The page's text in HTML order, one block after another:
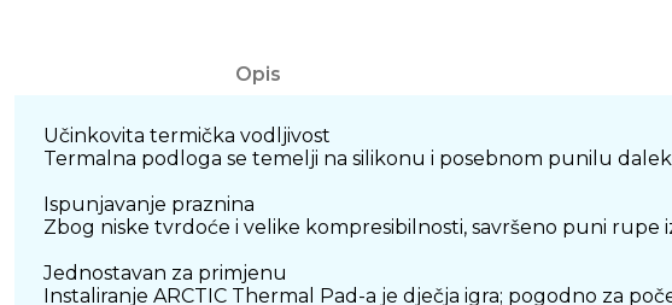
Opis
Učinkovita termička vodljivost
Termalna podloga se temelji na silikonu i posebnom punilu
Ispunjavanje praznina
Zbog niske tvrdoće i velike kompresibilnosti, savršeno puni rupe
Jednostavan za primjenu
Instaliranje ARCTIC Thermal Pad-a je dječja igra; pogodno za